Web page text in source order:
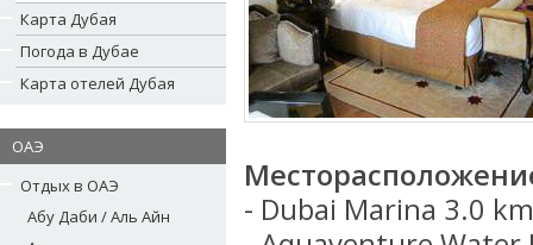
Карта Дубая
Погода в Дубае
Карта отелей Дубая
ОАЭ
Отдых в ОАЭ
Абу Даби / Аль Айн
- Dubai Marina 3.0 km